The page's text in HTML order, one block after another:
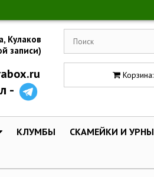
Кулаков
записи)
-
Корзина:
КЛУМБЫ СКАМЕЙКИ И УРНЫ